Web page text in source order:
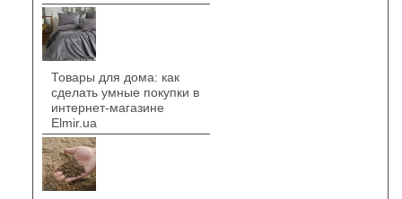
Товары для дома: как
сделать умные покупки в
интернет-магазине
Elmir.ua